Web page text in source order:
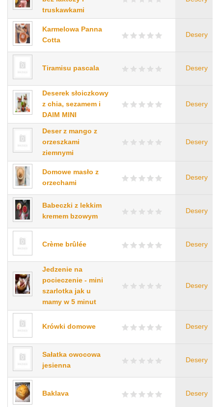
truskawkami
Karmelowa Panna
Cotta
Desery
Tiramisu pascala Desery
Deserek słoiczkowy
z chia, sezamem i
DAIM MINI
Desery
Deser z mango z
orzeszkami
ziemnymi
Desery
Domowe masło z
orzechami
Desery
Babeczki z lekkim
kremem bzowym
Desery
Crème brûlée Desery
Jedzenie na
pocieczenie - mini
szarlotka jak u
mamy w 5 minut
Desery
Krówki domowe Desery
Sałatka owocowa
jesienna
Desery
Baklava Desery